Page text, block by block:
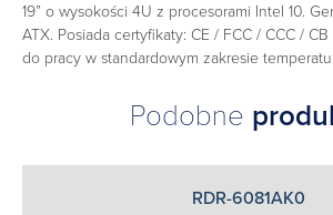
19” o wysokości 4U z procesorami Intel 10.
ATX. Posiada certyfikaty: CE / FCC / CCC /
do pracy w standardowym zakresie
Podobne
RDR-6081AK0